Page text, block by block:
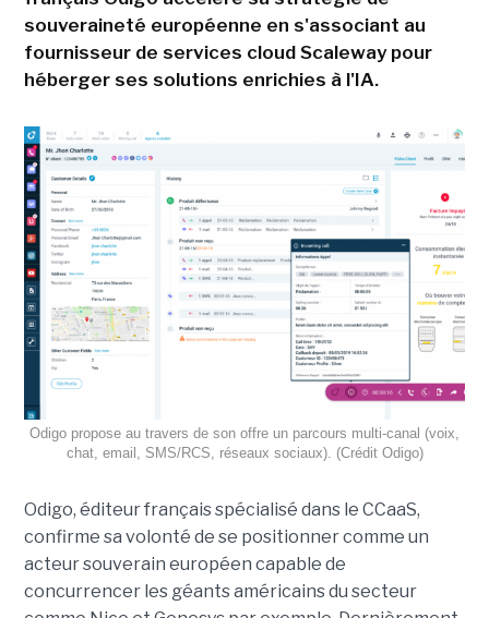
souveraineté européenne en s'associant au
fournisseur de services cloud Scaleway pour
héberger ses solutions enrichies à l'IA.
Odigo propose au travers de son offre un parcours multi-canal (voix,
chat, email, SMS/RCS, réseaux sociaux). (Crédit Odigo)
Odigo, éditeur français spécialisé dans le CCaaS,
confirme sa volonté de se positionner comme un
acteur souverain européen capable de
concurrencer les géants américains du secteur